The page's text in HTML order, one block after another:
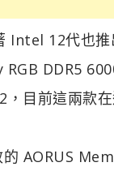
Intel 12代也
DDR5
目前這兩款
AORUS